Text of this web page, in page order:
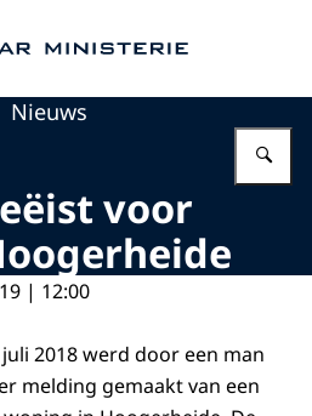
Nieuws
voor
| 12:00
2018 werd door een man
melding gemaakt van een